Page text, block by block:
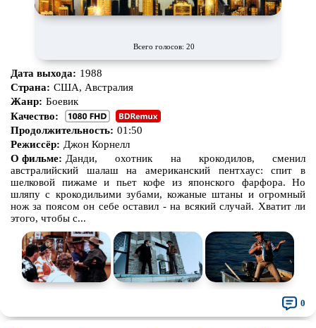
Всего голосов: 20
Дата выхода: 1988
Страна: США, Австралия
Жанр: Боевик
Качество:
Продолжительность: 01:50
Режиссёр: Джон Корнелл
О фильме: Данди, охотник на крокодилов, сменил
австралийский шалаш на американский пентхаус: спит в
шелковой пижаме и пьет кофе из японского фарфора. Но
шляпу с крокодильими зубами, кожаные штаны и огромный
нож за поясом он себе оставил - на всякий случай. Хватит ли
этого, чтобы с...
0